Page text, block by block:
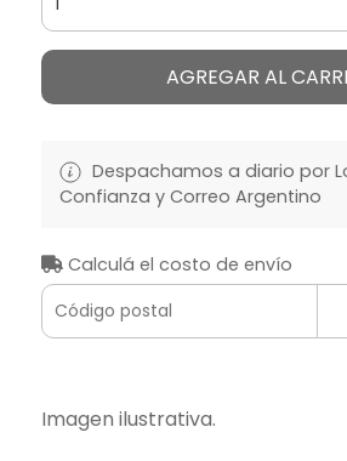
AGREGAR AL
Despachamos a diario por
Confianza y Correo Argentino
Calculá el costo de envío
Imagen ilustrativa.